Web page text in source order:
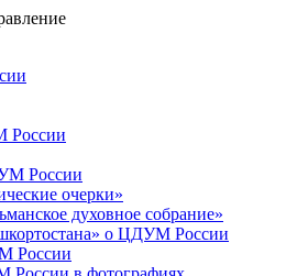
России
очерки»
духовное собрание»
о ЦДУМ России
России